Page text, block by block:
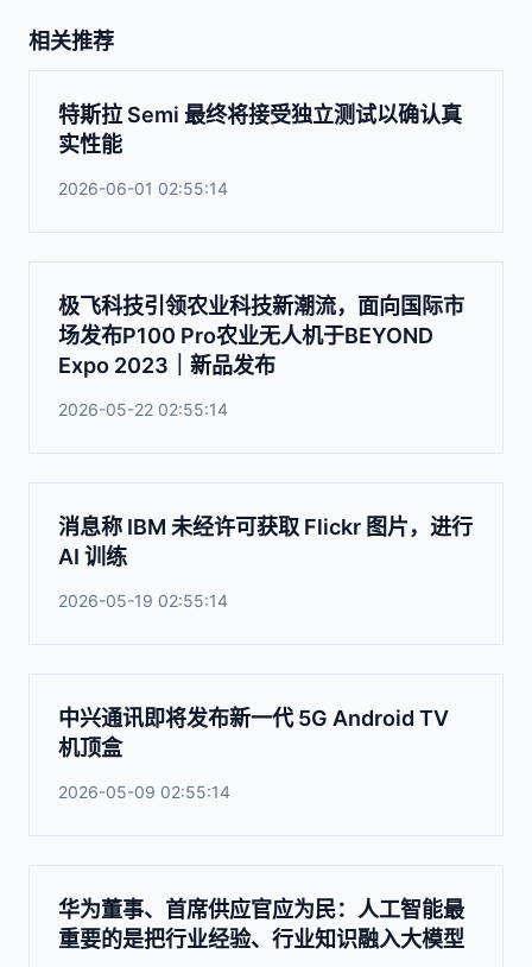
相关推荐
特斯拉 Semi 最终将接受独立测试以确认真
实性能
2026-06-01 02:55:14
极飞科技引领农业科技新潮流，面向国际市
场发布P100 Pro农业无人机于BEYOND
Expo 2023｜新品发布
2026-05-22 02:55:14
消息称 IBM 未经许可获取 Flickr 图片，进行
AI 训练
2026-05-19 02:55:14
中兴通讯即将发布新一代 5G Android TV
机顶盒
2026-05-09 02:55:14
华为董事、首席供应官应为民：人工智能最
重要的是把行业经验、行业知识融入大模型